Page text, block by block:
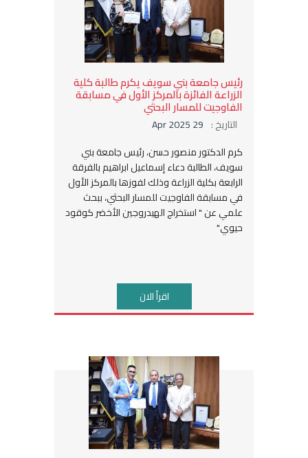
رئيس جامعة بني سويف يكرم طالبة كلية
الزراعة الفائزة بالمركز الأول في مسابقة
الفاوجيت للمسار البحثي
التاريخ : 29 Apr 2025
كرم الدكتور منصور حسن، رئيس جامعة بني
سويف، الطالبة دعاء إسماعيل ابراهيم بالفرقة
الرابعة بكلية الزراعة وذلك لفوزها بالمركز الأول
في مسابقة الفاوجيت للمسار البحثي، ببحث
علمي عن " استخراج الهيدروجين الأخضر كوقود
حيوي"
اقرأ الان